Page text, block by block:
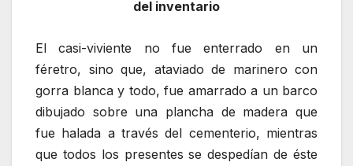
del inventario
El casi-viviente no fue enterrado en un
féretro, sino que, ataviado de marinero con
gorra blanca y todo, fue amarrado a un barco
dibujado sobre una plancha de madera que
fue halada a través del cementerio, mientras
que todos los presentes se despedían de éste